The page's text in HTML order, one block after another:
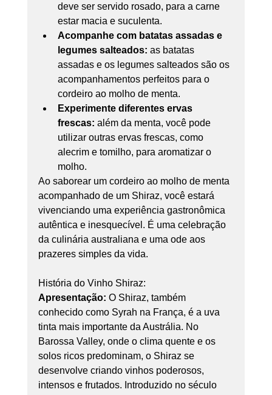
deve ser servido rosado, para a carne
estar macia e suculenta.
Acompanhe com batatas assadas e
legumes salteados: as batatas
assadas e os legumes salteados são os
acompanhamentos perfeitos para o
cordeiro ao molho de menta.
Experimente diferentes ervas
frescas: além da menta, você pode
utilizar outras ervas frescas, como
alecrim e tomilho, para aromatizar o
molho.
Ao saborear um cordeiro ao molho de menta
acompanhado de um Shiraz, você estará
vivenciando uma experiência gastronômica
autêntica e inesquecível. É uma celebração
da culinária australiana e uma ode aos
prazeres simples da vida.
História do Vinho Shiraz:
Apresentação: O Shiraz, também
conhecido como Syrah na França, é a uva
tinta mais importante da Austrália. No
Barossa Valley, onde o clima quente e os
solos ricos predominam, o Shiraz se
desenvolve criando vinhos poderosos,
intensos e frutados. Introduzido no século